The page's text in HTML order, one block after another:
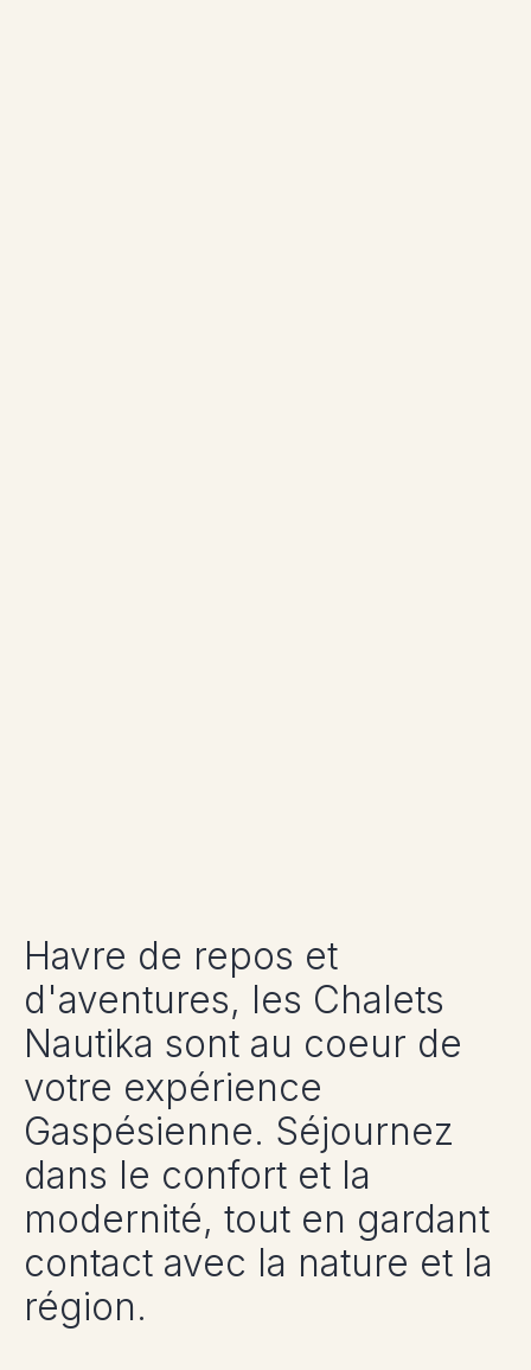
Havre de repos et
d'aventures, les Chalets
Nautika sont au coeur de
votre expérience
Gaspésienne. Séjournez
dans le confort et la
modernité, tout en gardant
contact avec la nature et la
région.